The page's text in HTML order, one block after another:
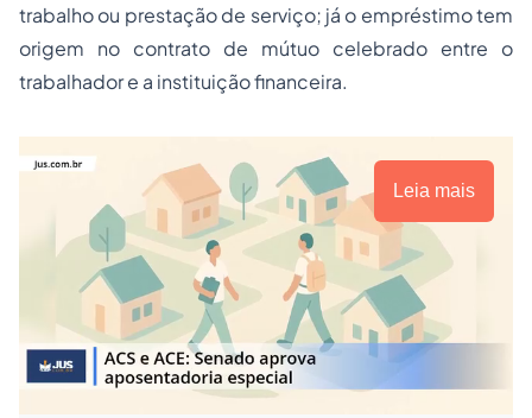
trabalho ou prestação de serviço; já o empréstimo tem
origem no contrato de mútuo celebrado entre o
trabalhador e a instituição financeira.
Leia mais